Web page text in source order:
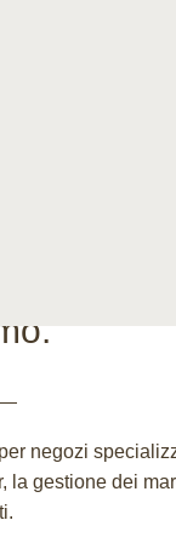
negozi
la gestione dei